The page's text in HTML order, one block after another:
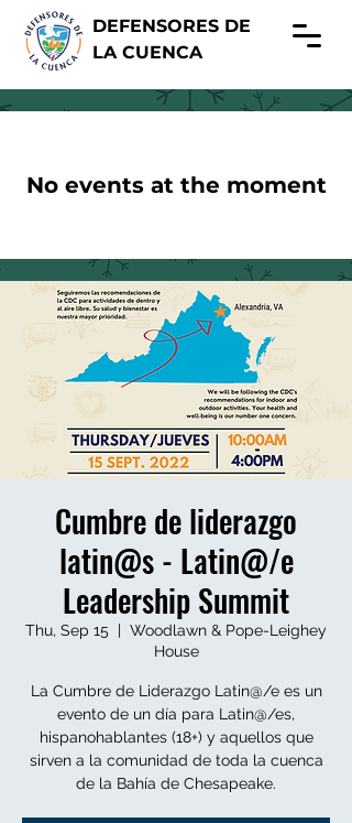
DEFENSORES DE
LA CUENCA
No events at the moment
Cumbre de liderazgo
latin@s - Latin@/e
Leadership Summit
Thu, Sep 15
  |
Woodlawn & Pope-Leighey
House
La Cumbre de Liderazgo Latin@/e es un
evento de un día para Latin@/es,
hispanohablantes (18+) y aquellos que
sirven a la comunidad de toda la cuenca
de la Bahía de Chesapeake.